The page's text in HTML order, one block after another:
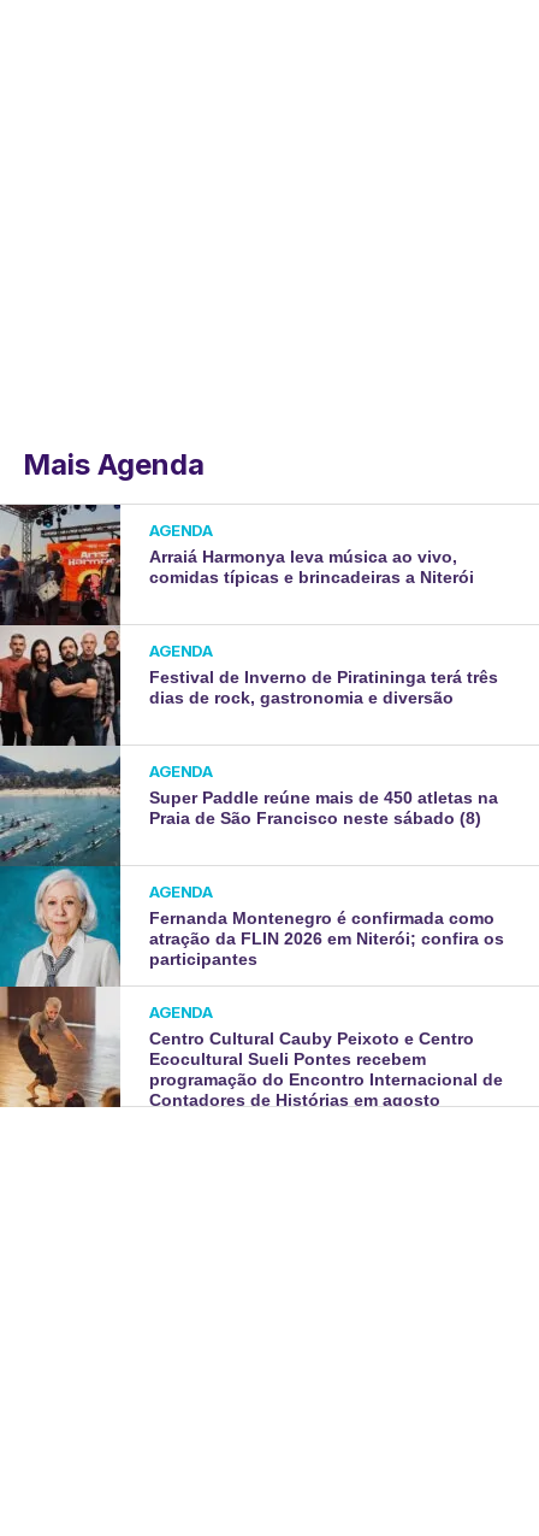
Mais Agenda
AGENDA
Arraiá Harmonya leva música ao vivo,
comidas típicas e brincadeiras a Niterói
AGENDA
Festival de Inverno de Piratininga terá três
dias de rock, gastronomia e diversão
AGENDA
Super Paddle reúne mais de 450 atletas na
Praia de São Francisco neste sábado (8)
AGENDA
Fernanda Montenegro é confirmada como
atração da FLIN 2026 em Niterói; confira os
participantes
AGENDA
Centro Cultural Cauby Peixoto e Centro
Ecocultural Sueli Pontes recebem
programação do Encontro Internacional de
Contadores de Histórias em agosto